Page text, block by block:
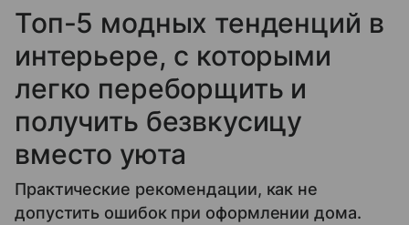
Топ-5 модных тенденций в
интерьере, с которыми
легко переборщить и
получить безвкусицу
вместо уюта
Практические рекомендации, как не
допустить ошибок при оформлении дома.